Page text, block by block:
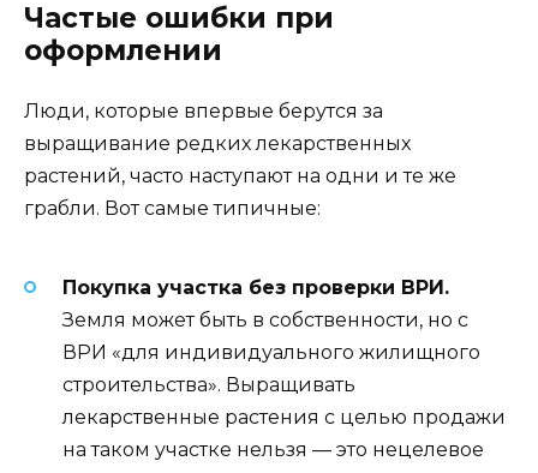
Частые ошибки при
оформлении
Люди, которые впервые берутся за
выращивание редких лекарственных
растений, часто наступают на одни и те же
грабли. Вот самые типичные:
Покупка участка без проверки ВРИ.
Земля может быть в собственности, но с
ВРИ «для индивидуального жилищного
строительства». Выращивать
лекарственные растения с целью продажи
на таком участке нельзя — это нецелевое